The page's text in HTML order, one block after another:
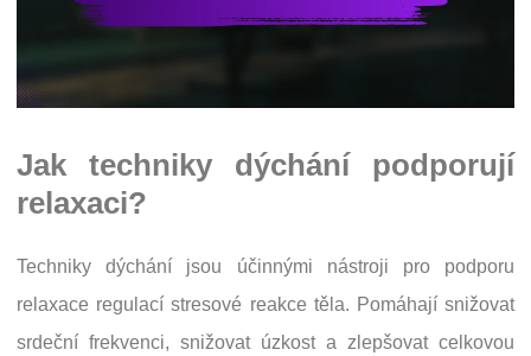
Jak techniky dýchání podporují
relaxaci?
Techniky dýchání jsou účinnými nástroji pro podporu
relaxace regulací stresové reakce těla. Pomáhají snižovat
srdeční frekvenci, snižovat úzkost a zlepšovat celkovou